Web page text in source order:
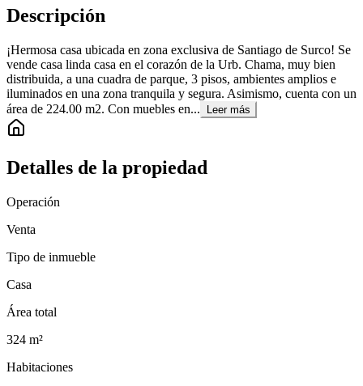
Descripción
¡Hermosa casa ubicada en zona exclusiva de Santiago de Surco! Se
vende casa linda casa en el corazón de la Urb. Chama, muy bien
distribuida, a una cuadra de parque, 3 pisos, ambientes amplios e
iluminados en una zona tranquila y segura. Asimismo, cuenta con un
área de 224.00 m2. Con muebles en...
Leer más
Detalles de la propiedad
Operación
Venta
Tipo de inmueble
Casa
Área total
324 m²
Habitaciones